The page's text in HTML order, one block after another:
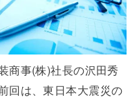
商事(株)社長の沢田秀
回は、東日本大震災の